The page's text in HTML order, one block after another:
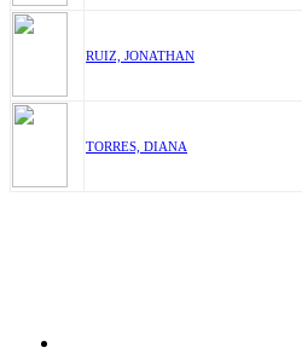
RUIZ, JONATHAN
TORRES, DIANA